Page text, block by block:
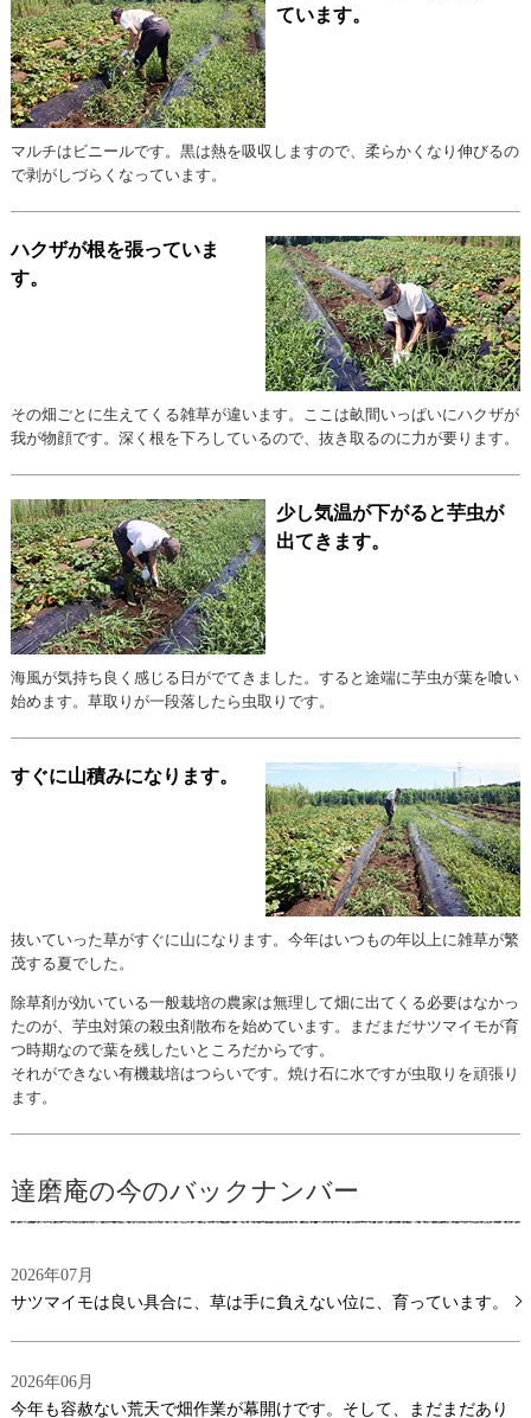
ています。
マルチはビニールです。黒は熱を吸収しますので、柔らかくなり伸びるの
で剥がしづらくなっています。
ハクザが根を張っていま
す。
その畑ごとに生えてくる雑草が違います。ここは畝間いっぱいにハクザが
我が物顔です。深く根を下ろしているので、抜き取るのに力が要ります。
少し気温が下がると芋虫が
出てきます。
海風が気持ち良く感じる日がでてきました。すると途端に芋虫が葉を喰い
始めます。草取りが一段落したら虫取りです。
すぐに山積みになります。
抜いていった草がすぐに山になります。今年はいつもの年以上に雑草が繁
茂する夏でした。
除草剤が効いている一般栽培の農家は無理して畑に出てくる必要はなかっ
たのが、芋虫対策の殺虫剤散布を始めています。まだまだサツマイモが育
つ時期なので葉を残したいところだからです。
それができない有機栽培はつらいです。焼け石に水ですが虫取りを頑張り
ます。
達磨庵の今のバックナンバー
2026年07月
サツマイモは良い具合に、草は手に負えない位に、育っています。
2026年06月
今年も容赦ない荒天で畑作業が幕開けです。そして、まだまだあり